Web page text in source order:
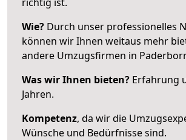
Wie? Durch unser professionelles
können wir Ihnen weitaus mehr
andere Umzugsfirmen in
Was wir Ihnen bieten? Erfahrung
Jahren.
Kompetenz, da wir die
Wünsche und Bedürfnisse sind.